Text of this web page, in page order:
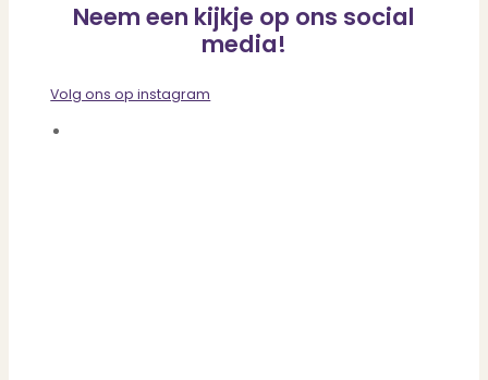
Neem een kijkje op ons social
media!
Volg ons op instagram